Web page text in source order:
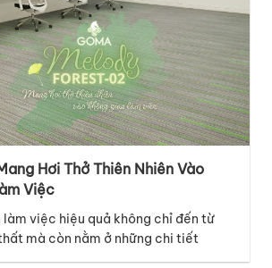
Hơi Thở Thiên Nhiên Vào
Việc
việc hiệu quả không chỉ đến từ
mà còn nằm ở những chi tiết
như bề mặt sàn. Thuộc bộ sưu tập